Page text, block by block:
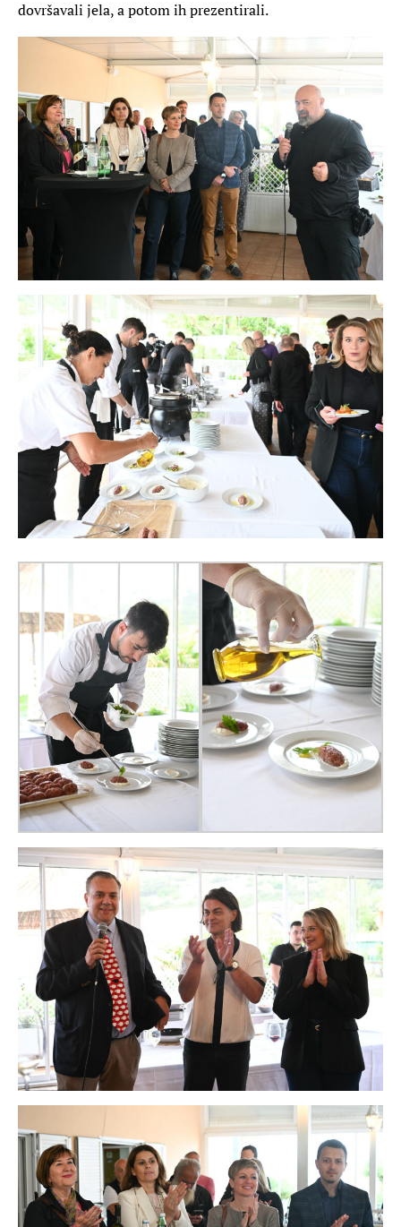
dovršavali jela, a potom ih prezentirali.